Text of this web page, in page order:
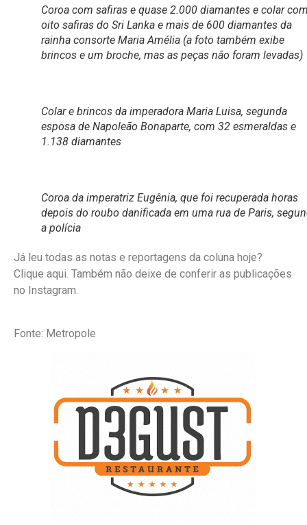
Coroa com safiras e quase 2.000 diamantes e colar
oito safiras do Sri Lanka e mais de 600 diamantes da
rainha consorte Maria Amélia (a foto também exibe
brincos e um broche, mas as peças não foram levadas)
Colar e brincos da imperadora Maria Luisa, segunda
esposa de Napoleão Bonaparte, com 32 esmeraldas e
1.138 diamantes
Coroa da imperatriz Eugênia, que foi recuperada horas
depois do roubo danificada em uma rua de Paris,
a polícia
Já leu todas as notas e reportagens da coluna hoje?
Clique aqui. Também não deixe de conferir as publicações
no Instagram.
Fonte: Metropole